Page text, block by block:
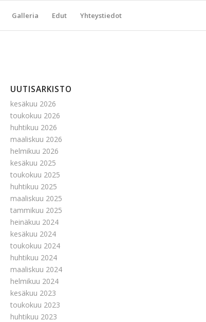
Galleria Edut Yhteystiedot
UUTISARKISTO
kesäkuu 2026
toukokuu 2026
huhtikuu 2026
maaliskuu 2026
helmikuu 2026
kesäkuu 2025
toukokuu 2025
huhtikuu 2025
maaliskuu 2025
tammikuu 2025
heinäkuu 2024
kesäkuu 2024
toukokuu 2024
huhtikuu 2024
maaliskuu 2024
helmikuu 2024
kesäkuu 2023
toukokuu 2023
huhtikuu 2023